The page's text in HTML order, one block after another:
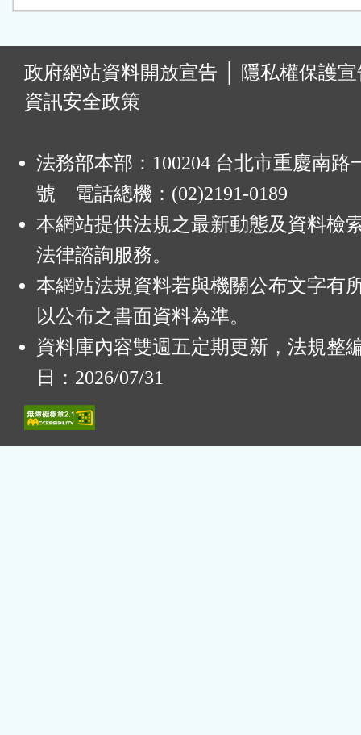
政府網站資料開放宣告
隱私權保護
資訊安全政策
法務部本部：100204 台北市重慶南路
號 電話總機：(02)2191-0189
本網站提供法規之最新動態及資料檢
法律諮詢服務。
本網站法規資料若與機關公布文字有
以公布之書面資料為準。
資料庫內容雙週五定期更新，法規整
日：2026/07/31